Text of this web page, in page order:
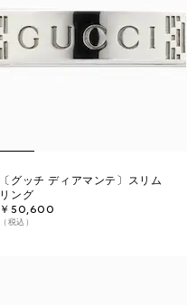
〔グッチ ディアマンテ〕スリム
リング
￥50,600
（税込）